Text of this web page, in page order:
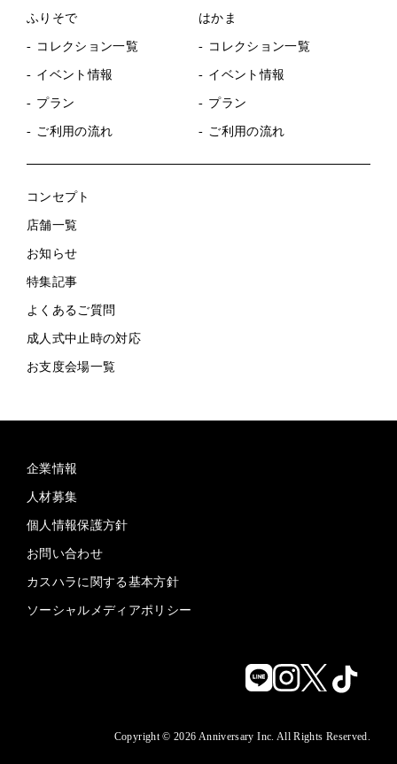
ふりそで
コレクション一覧
イベント情報
プラン
ご利用の流れ
はかま
コレクション一覧
イベント情報
プラン
ご利用の流れ
コンセプト
店舗一覧
お知らせ
特集記事
よくあるご質問
成人式中止時の対応
お支度会場一覧
企業情報
人材募集
個人情報保護方針
お問い合わせ
カスハラに関する基本方針
ソーシャルメディアポリシー
Copyright © 2026 Anniversary Inc. All Rights Reserved.